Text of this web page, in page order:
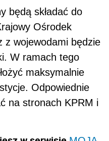
będą składać do
Ośrodek
z wojewodami będzie
W ramach tego
maksymalnie
Odpowiednie
na stronach KPRM i